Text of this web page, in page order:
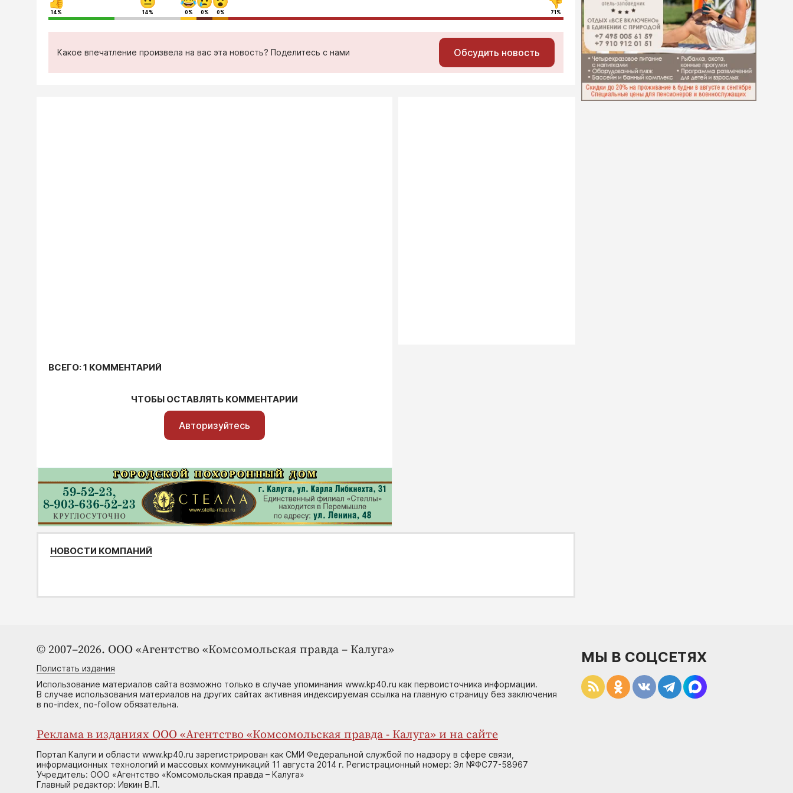
14% 14% 0% 0% 0% 71%
Какое впечатление произвела на вас эта новость? Поделитесь с нами Обсудить новость
ВСЕГО: 1 КОММЕНТАРИЙ
ЧТОБЫ ОСТАВЛЯТЬ КОММЕНТАРИИ
Авторизуйтесь
НОВОСТИ КОМПАНИЙ
© 2007–2026. ООО «Агентство «Комсомольская правда – Калуга»
Полистать издания
Использование материалов сайта возможно только в случае упоминания www.kp40.ru как первоисточника информации.
В случае использования материалов на других сайтах активная индексируемая ссылка на главную страницу без заключения
в no-index, no-follow обязательна.
Реклама в изданиях ООО «Агентство «Комсомольская правда - Калуга» и на сайте
Портал Калуги и области www.kp40.ru зарегистрирован как СМИ Федеральной службой по надзору в сфере связи,
информационных технологий и массовых коммуникаций 11 августа 2014 г. Регистрационный номер: Эл №ФС77-58967
Учредитель: ООО «Агентство «Комсомольская правда – Калуга»
Главный редактор: Ивкин В.П.
МЫ В СОЦСЕТЯХ